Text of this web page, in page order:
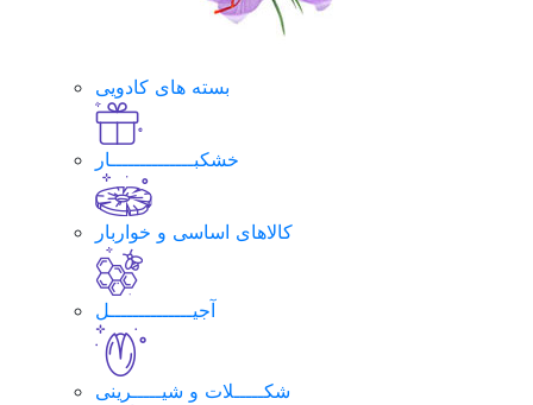
بسته های کادویی
خشکبــــــــــــــار
کالاهای اساسی و خواربار
آجیــــــــــــــل
شکـــــلات و شیـــــرینی